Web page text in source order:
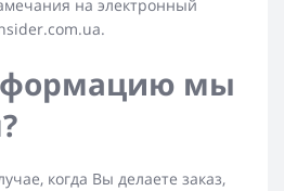
на электронный
мы
когда Вы делаете заказ,